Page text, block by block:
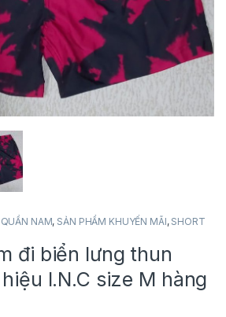
QUẦN NAM, SẢN PHẨM KHUYẾN MÃI, SHORT
đi biển lưng thun
I.N.C size M hàng